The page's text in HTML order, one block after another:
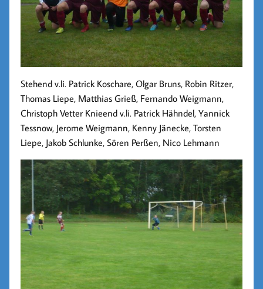
Stehend v.li. Patrick Koschare, Olgar Bruns, Robin Ritzer,
Thomas Liepe, Matthias Grieß, Fernando Weigmann,
Christoph Vetter Knieend v.li. Patrick Hähndel, Yannick
Tessnow, Jerome Weigmann, Kenny Jänecke, Torsten
Liepe, Jakob Schlunke, Sören Perßen, Nico Lehmann